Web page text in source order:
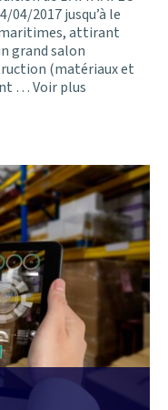
04/2017 jusqu’à le
maritimes, attirant
grand salon
(matériaux et
…Voir plus